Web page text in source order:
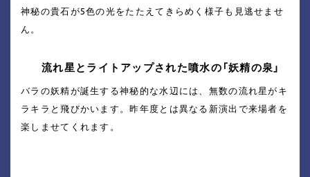
神秘の貴石が5色の光をたたえてきらめく様子も見逃せませ
ん。
流れ星とライトアップされた噴水の「妖精の泉」
バラの妖精が誕生する神秘的な水辺には、無数の流れ星がキ
ラキラと飛びかいます。昨年度とは異なる新演出で来場者を
楽しませてくれます。